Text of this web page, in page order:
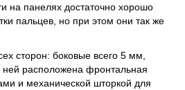
на панелях достаточно хорошо
пальцев, но при этом они так же
сторон: боковые всего 5 мм,
ней расположена фронтальная
и механической шторкой для